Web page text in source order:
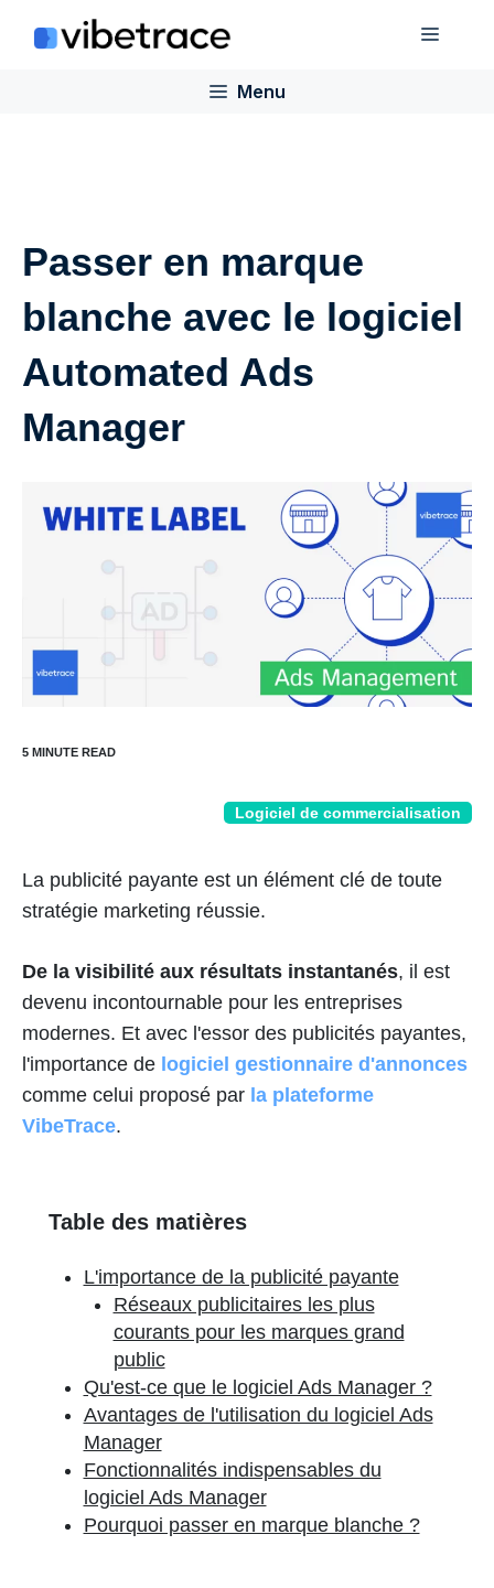
Menu
Menu
Passer en marque
blanche avec le logiciel
Automated Ads
Manager
Logiciel de commercialisation
La publicité payante est un élément clé de toute
stratégie marketing réussie.
De la visibilité aux résultats instantanés, il est
devenu incontournable pour les entreprises
modernes. Et avec l'essor des publicités payantes,
l'importance de logiciel gestionnaire d'annonces
comme celui proposé par la plateforme
VibeTrace.
Table des matières
L'importance de la publicité payante
Réseaux publicitaires les plus
courants pour les marques grand
public
Qu'est-ce que le logiciel Ads Manager ?
Avantages de l'utilisation du logiciel Ads
Manager
Fonctionnalités indispensables du
logiciel Ads Manager
Pourquoi passer en marque blanche ?